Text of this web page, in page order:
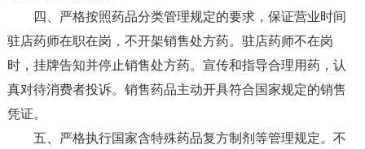
四、严格按照药品分类管理规定的要求，保证营业时间
驻店药师在职在岗，不开架销售处方药。驻店药师不在岗
时，挂牌告知并停止销售处方药。宣传和指导合理用药，认
真对待消费者投诉。销售药品主动开具符合国家规定的销售
凭证。
五、严格执行国家含特殊药品复方制剂等管理规定。不